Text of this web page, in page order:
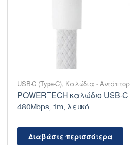
USB-C (Type-C), Καλώδια -
POWERTECH καλώδιο USB-C
480Mbps, 1m, λευκό
Διαβάστε περισσότερα